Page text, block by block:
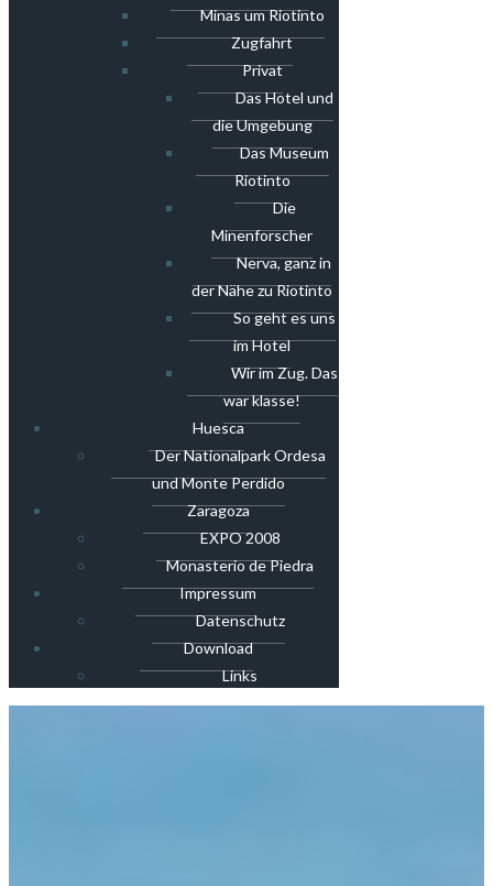
Minas um Riotinto
Zugfahrt
Privat
Das Hotel und
die Umgebung
Das Museum
Riotinto
Die
Minenforscher
Nerva, ganz in
der Nähe zu Riotinto
So geht es uns
im Hotel
Wir im Zug. Das
war klasse!
Huesca
Der Nationalpark Ordesa
und Monte Perdido
Zaragoza
EXPO 2008
Monasterio de Piedra
Impressum
Datenschutz
Download
Links